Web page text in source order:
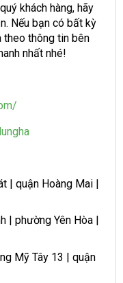
khách hàng, hãy
Nếu bạn có bất kỳ
theo thông tin bên
nhất nhé!
| quận Hoàng Mai |
| phường Yên Hòa |
Mỹ Tây 13 | quận